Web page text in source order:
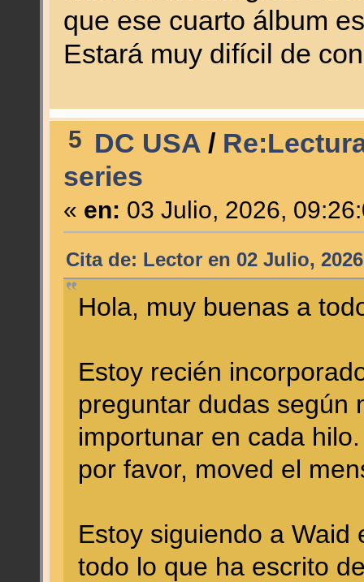
que ese cuarto álbum
Estará muy difícil de
5 DC USA /
series
« en: 03 Julio, 2026,
Cita de: Lector en 02 Julio,
Hola, muy buenas a
Estoy recién
preguntar dudas según
importunar en cada
por favor, moved el
Estoy siguiendo a Waid
todo lo que ha escrito